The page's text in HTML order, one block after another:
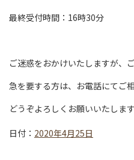
最終受付時間：16時30分
ご迷惑をおかけいたしますが、
急を要する方は、お電話にてご
どうぞよろしくお願いいたします
日付： 2020年4月25日